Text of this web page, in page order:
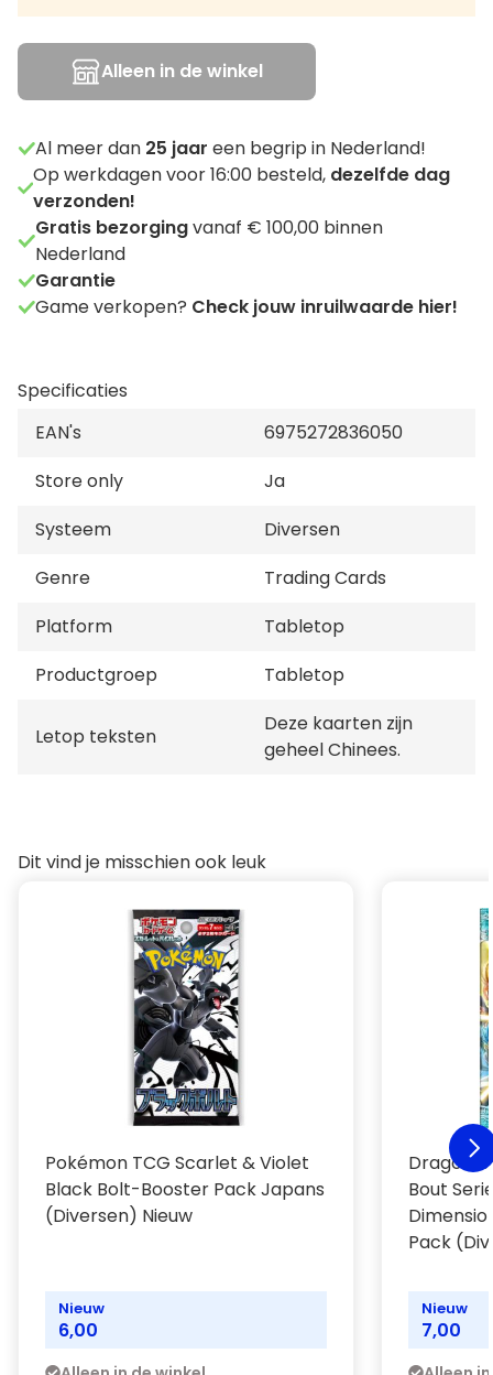
Alleen in de winkel
Al meer dan 25 jaar een begrip in Nederland!
Op werkdagen voor 16:00 besteld, dezelfde dag
verzonden!
Gratis bezorgingvanaf € 100,00 binnen
Nederland
Garantie
Game verkopen? Check jouw inruilwaarde hier!
Specificaties
EAN's
6975272836050
Store only
Ja
Systeem
Diversen
Genre
Trading Cards
Platform
Tabletop
Productgroep
Tabletop
Letop teksten
Deze kaarten zijn
geheel Chinees.
Dit vind je misschien ook leuk
Pokémon TCG Scarlet & Violet
Black Bolt-Booster Pack Japans
(Diversen) Nieuw
Nieuw
6,00
Dragon
Bout
Pack
Nieuw
7,00